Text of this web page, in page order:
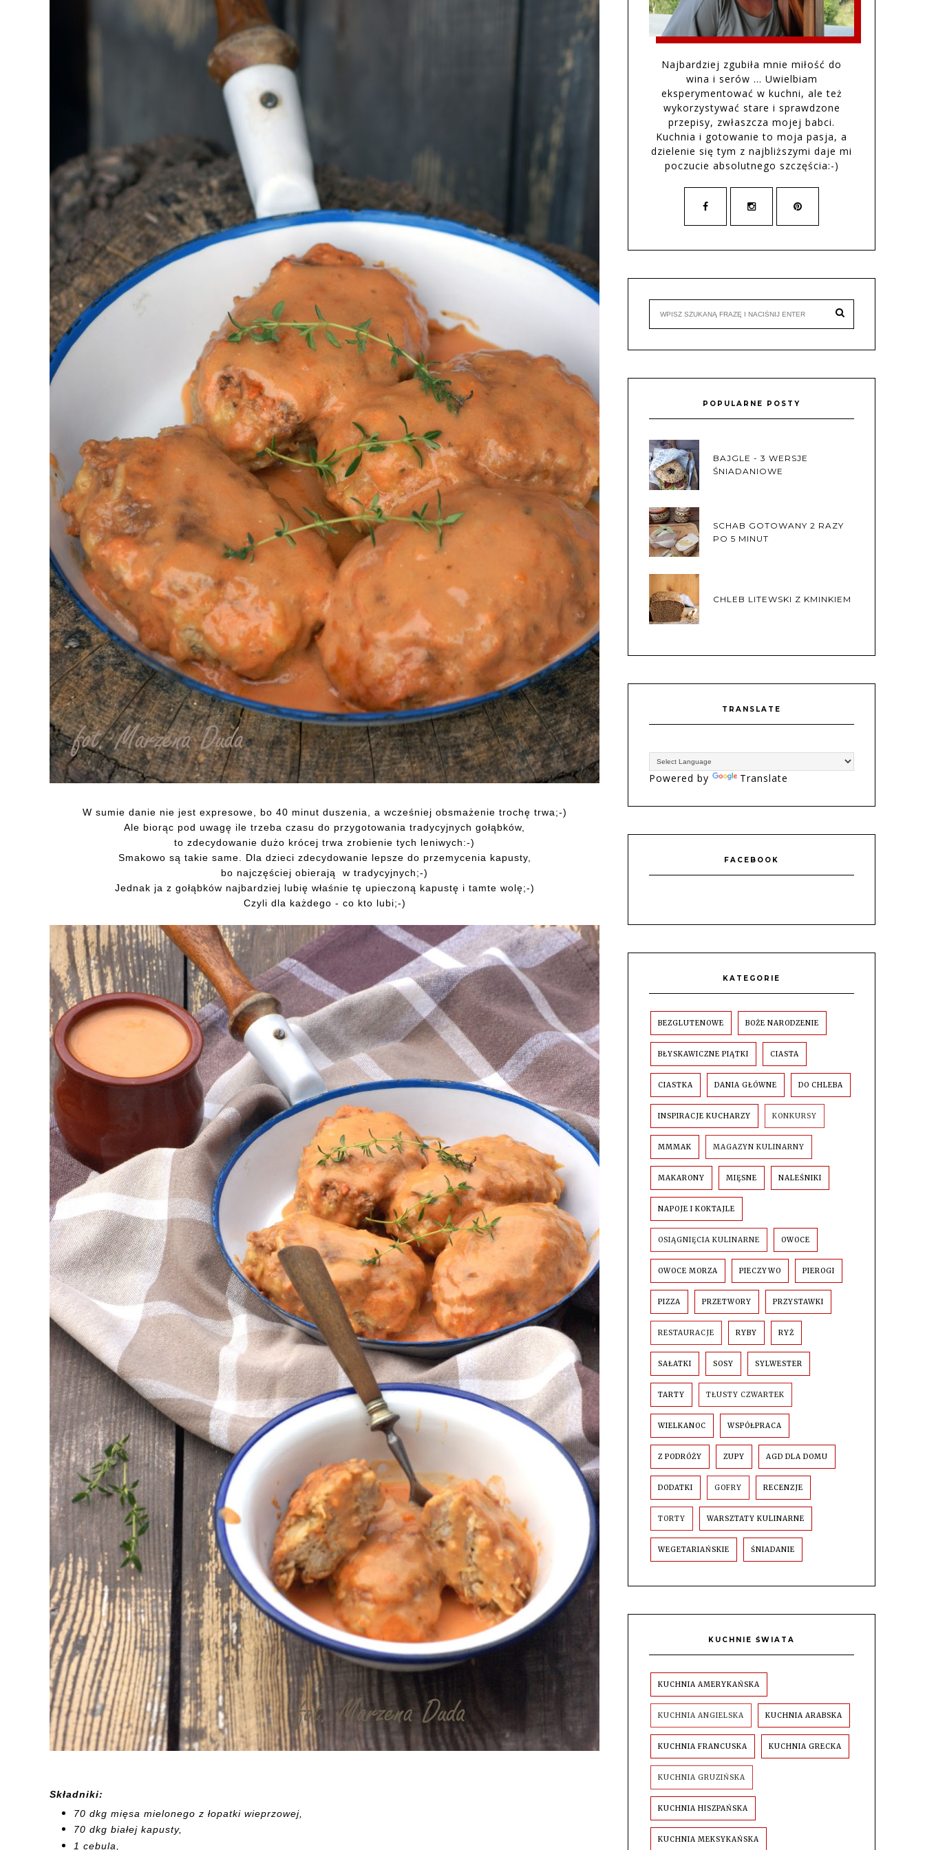
W sumie danie nie jest expresowe, bo 40 minut duszenia, a wcześniej obsmażenie trochę trwa;-)
Ale biorąc pod uwagę ile trzeba czasu do przygotowania tradycyjnych gołąbków,
to zdecydowanie dużo krócej trwa zrobienie tych leniwych:-)
Smakowo są takie same. Dla dzieci zdecydowanie lepsze do przemycenia kapusty,
bo najczęściej obierają w tradycyjnych;-)
Jednak ja z gołąbków najbardziej lubię właśnie tę upieczoną kapustę i tamte wolę;-)
Czyli dla każdego - co kto lubi;-)
Składniki:
70 dkg mięsa mielonego z łopatki wieprzowej,
70 dkg białej kapusty,
1 cebula,
Najbardziej zgubiła mnie miłość do
wina i serów … Uwielbiam
eksperymentować w kuchni, ale też
wykorzystywać stare i sprawdzone
przepisy, zwłaszcza mojej babci.
Kuchnia i gotowanie to moja pasja, a
dzielenie się tym z najbliższymi daje mi
poczucie absolutnego szczęścia:-)
POPULARNE POSTY
BAJGLE - 3 WERSJE
ŚNIADANIOWE
SCHAB GOTOWANY 2 RAZY
PO 5 MINUT
CHLEB LITEWSKI Z KMINKIEM
TRANSLATE
Powered by Translate
FACEBOOK
KATEGORIE
BEZGLUTENOWE BOŻE NARODZENIE
BŁYSKAWICZNE PIĄTKI CIASTA
CIASTKA DANIA GŁÓWNE DO CHLEBA
INSPIRACJE KUCHARZY KONKURSY
MMMAK MAGAZYN KULINARNY
MAKARONY MIĘSNE NALEŚNIKI
NAPOJE I KOKTAJLE
OSIĄGNIĘCIA KULINARNE OWOCE
OWOCE MORZA PIECZYWO PIEROGI
PIZZA PRZETWORY PRZYSTAWKI
RESTAURACJE RYBY RYŻ
SAŁATKI SOSY SYLWESTER
TARTY TŁUSTY CZWARTEK
WIELKANOC WSPÓŁPRACA
Z PODRÓŻY ZUPY AGD DLA DOMU
DODATKI GOFRY RECENZJE
TORTY WARSZTATY KULINARNE
WEGETARIAŃSKIE ŚNIADANIE
KUCHNIE ŚWIATA
KUCHNIA AMERYKAŃSKA
KUCHNIA ANGIELSKA KUCHNIA ARABSKA
KUCHNIA FRANCUSKA KUCHNIA GRECKA
KUCHNIA GRUZIŃSKA
KUCHNIA HISZPAŃSKA
KUCHNIA MEKSYKAŃSKA